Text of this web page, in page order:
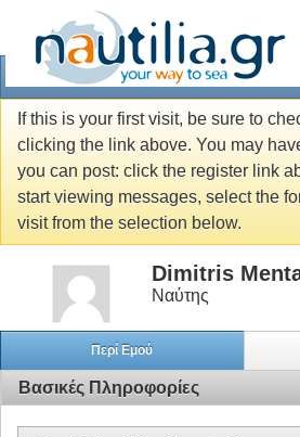
If this is your first visit, be sure to
clicking the link above. You may
you can post: click the register link
start viewing messages, select the
visit from the selection below.
Dimitris
Ναύτης
Περί Εμού
Βασικές Πληροφορίες